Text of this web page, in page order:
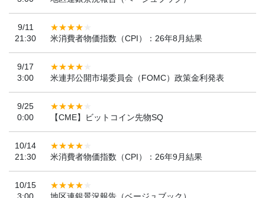
9/11
21:30
米消費者物価指数（CPI）：26年8月結果
9/17
3:00
米連邦公開市場委員会（FOMC）政策金利発表
9/25
0:00
【CME】ビットコイン先物SQ
10/14
21:30
米消費者物価指数（CPI）：26年9月結果
10/15
3:00
地区連銀景況報告（ベージュブック）